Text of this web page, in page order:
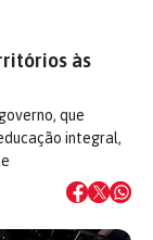
às
que
integral,